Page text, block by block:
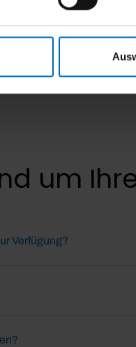
Stilen. Lassen
um
Verfügung?